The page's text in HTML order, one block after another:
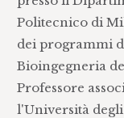
Politecnico di
dei programmi
Bioingegneria
Professore
l'Università